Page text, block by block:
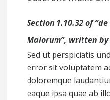
Section 1.10.32 of
Malorum”, written by
Sed ut perspiciatis
error sit voluptatem
doloremque
eaque ipsa quae ab